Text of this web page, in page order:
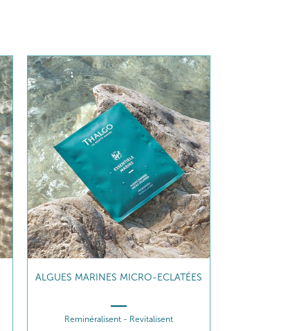
LAIT CORPS HYDRATATION 24H
Ressource . Protège